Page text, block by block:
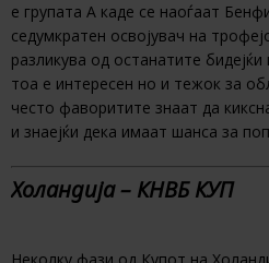
е групата А каде се наоѓаат
седумкратен освојувач на
разликува од останатите
тоа е интересен но и тежок за
често фаворитите знаат да
и знаејќи дека имаат шанса за
Холандија – КНВБ КУП